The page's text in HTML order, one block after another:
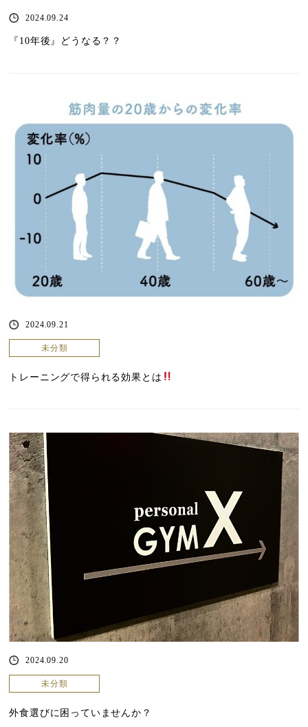
2024.09.24
『10年後』どうなる？？
2024.09.21
未分類
トレーニングで得られる効果とは
2024.09.20
未分類
外食選びに困っていませんか？